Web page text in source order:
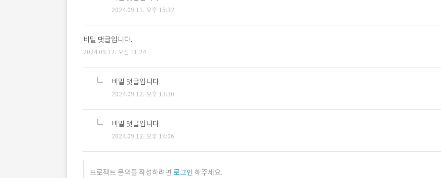
2024.09.11. 오후 15:32
비밀 댓글입니다.
2024.09.12. 오전 11:24
비밀 댓글입니다.
2024.09.12. 오후 13:30
비밀 댓글입니다.
2024.09.12. 오후 14:06
프로젝트 문의를 작성하려면 로그인 해주세요.